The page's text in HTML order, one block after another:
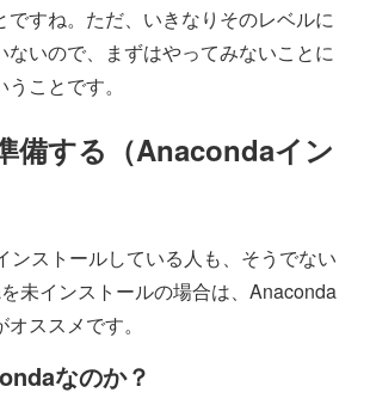
ですね。ただ、いきなりそのレベルに
ないので、まずはやってみないことに
ことです。
備する（Anacondaイン
ンストールしている人も、そうでない
未インストールの場合は、Anaconda
ススメです。
なのか？